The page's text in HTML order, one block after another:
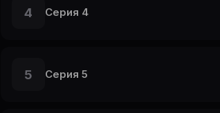
4 Серия 4
5 Серия 5